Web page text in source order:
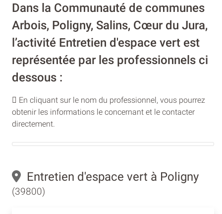
Dans la Communauté de communes
Arbois, Poligny, Salins, Cœur du Jura,
l’activité Entretien d'espace vert est
représentée par les professionnels ci
dessous :
En cliquant sur le nom du professionnel, vous pourrez
obtenir les informations le concernant et le contacter
directement.
Entretien d'espace vert à Poligny
(39800)